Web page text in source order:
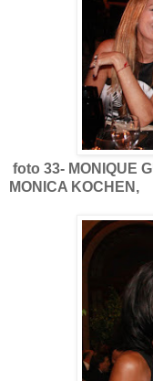
foto 33- MONIQUE
MONICA KOCHEN,